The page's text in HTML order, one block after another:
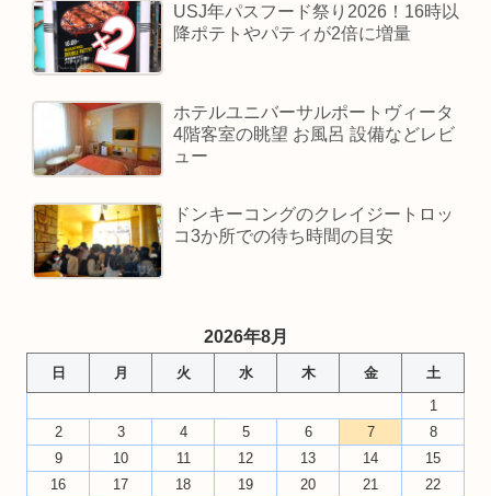
USJ年パスフード祭り2026！16時以
降ポテトやパティが2倍に増量
ホテルユニバーサルポートヴィータ
4階客室の眺望 お風呂 設備などレビ
ュー
ドンキーコングのクレイジートロッ
コ3か所での待ち時間の目安
2026年8月
日 月 火 水 木 金
土
1
2
3 4 5 6 7
8
9
10 11 12 13 14
15
16
17 18 19 20 21
22